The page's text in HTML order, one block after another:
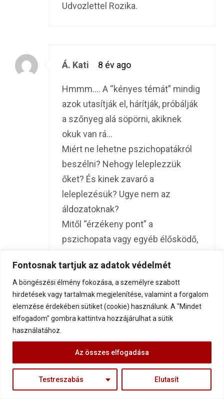
Fontosnak tartjuk az adatok védelmét
A böngészési élmény fokozása, a személyre szabott
hirdetések vagy tartalmak megjelenítése, valamint a forgalom
elemzése érdekében sütiket (cookie) használunk. A "Mindet
elfogadom" gombra kattintva hozzájárulhat a sütik
használatához.
Testreszabás Elutasít
Az összes elfogadása
Udvozlettel Rozika.
Á. Kati 8 év ago
Hmmm…. A “kényes témát” mindig
azok utasítják el, hárítják, próbálják
a szőnyeg alá söpörni, akiknek
okuk van rá…
Miért ne lehetne pszichopatákról
beszélni? Nehogy leleplezzük
őket? És kinek zavaró a
leleplezésük? Ugye nem az
áldozatoknak?
Mitől “érzékeny pont” a
pszichopata vagy egyéb élősködő,
túl sokan vannak, és túl nagy
pusztítást végeznek? És az időben
történő felismerésük esetén nem
tudnak kellően “kibontakozni”?
olvassa. De manipulálni se
próbáljon…